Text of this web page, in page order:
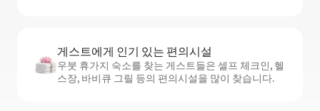
게스트에게 인기 있는 편의시설
우붓 휴가지 숙소를 찾는 게스트들은 셀프 체크인, 헬
스장, 바비큐 그릴 등의 편의시설을 많이 찾습니다.